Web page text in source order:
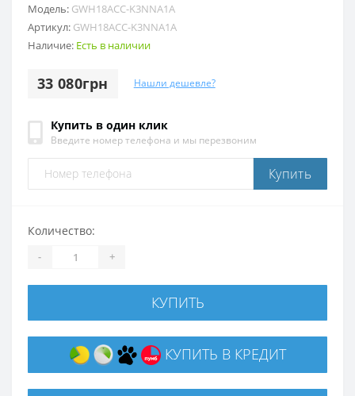
Модель: GWH18ACC-K3NNA1A
Артикул: GWH18ACC-K3NNA1A
Наличие: Есть в наличии
33 080грн Нашли дешевле?
Купить в один клик
Введите номер телефона и мы перезвоним
Купить
Количество:
- +
КУПИТЬ
КУПИТЬ В КРЕДИТ